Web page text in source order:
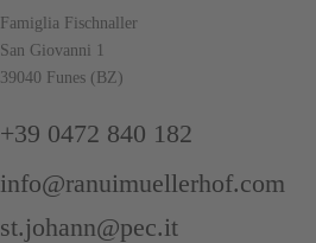
Famiglia Fischnaller
San Giovanni 1
39040 Funes (BZ)
+39 0472 840 182
info@ranuimuellerhof.com
st.johann@pec.it